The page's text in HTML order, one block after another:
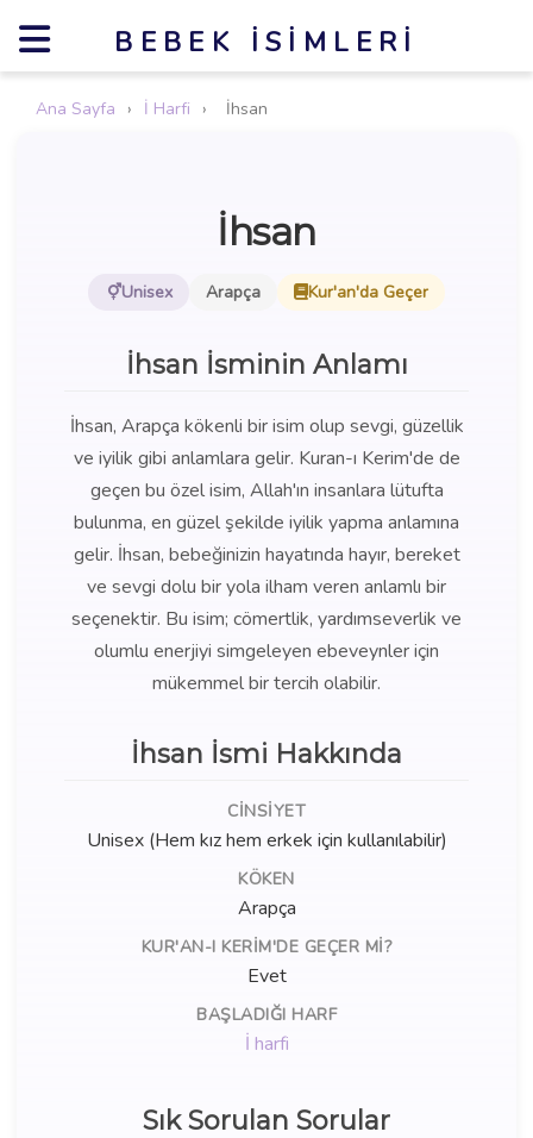
BEBEK İSIMLERI
Ana Sayfa › İ Harfi › İhsan
İhsan
Unisex Arapça Kur'an'da Geçer
İhsan İsminin Anlamı
İhsan, Arapça kökenli bir isim olup sevgi, güzellik
ve iyilik gibi anlamlara gelir. Kuran-ı Kerim'de de
geçen bu özel isim, Allah'ın insanlara lütufta
bulunma, en güzel şekilde iyilik yapma anlamına
gelir. İhsan, bebeğinizin hayatında hayır, bereket
ve sevgi dolu bir yola ilham veren anlamlı bir
seçenektir. Bu isim; cömertlik, yardımseverlik ve
olumlu enerjiyi simgeleyen ebeveynler için
mükemmel bir tercih olabilir.
İhsan İsmi Hakkında
CINSIYET
Unisex (Hem kız hem erkek için kullanılabilir)
KÖKEN
Arapça
KUR'AN-I KERIM'DE GEÇER MI?
Evet
BAŞLADIĞI HARF
İ harfi
Sık Sorulan Sorular